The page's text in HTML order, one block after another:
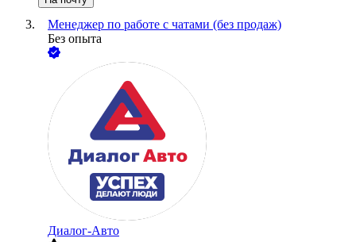
Менеджер по работе с чатами (без продаж)
Без опыта
Диалог-Авто